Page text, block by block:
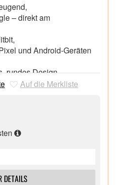
– direkt am
und Android-Geräten
rundes Design,
– mit verschiedenen
inklusive,
Premium,
Auf die Merkliste
DETAILS